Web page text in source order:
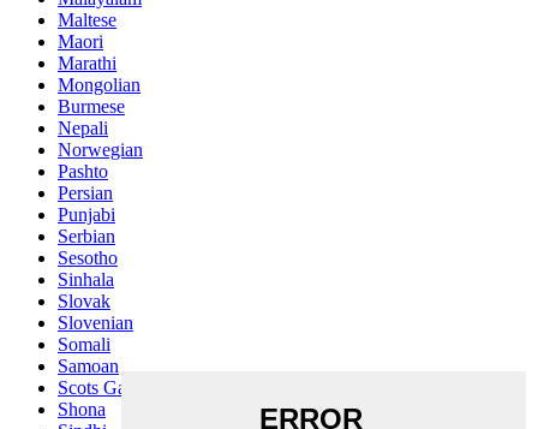
Maltese
Maori
Marathi
Mongolian
Burmese
Nepali
Norwegian
Pashto
Persian
Punjabi
Serbian
Sesotho
Sinhala
Slovak
Slovenian
Somali
Samoan
Scots Gaelic
Shona